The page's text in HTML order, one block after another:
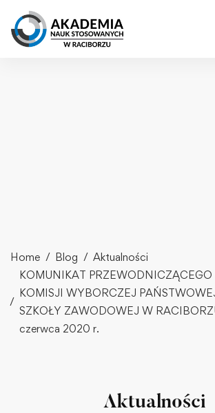
Home Blog
Aktualności
KOMUNIKAT
KOMISJI WYBORCZEJ
SZKOŁY ZAWODOWEJ W
czerwca 2020 r.
Aktualności